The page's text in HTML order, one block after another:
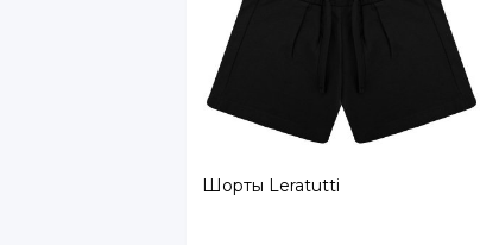
Шорты Leratutti